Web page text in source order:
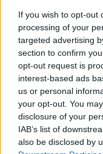
If you wish to opt-out
processing of your
targeted advertising
section to confirm
opt-out request is
interest-based ads
us or personal
your opt-out. You
disclosure of your
IAB’s list of
also be disclosed by
Κάθε μέρα και
η δική σου η
Κάθε μέρα και
από μένα φεύγεις
Και βασανίζομαι
δε μ’ αγάπησες
και βασανίζομαι
δεν αντέχω άλλο